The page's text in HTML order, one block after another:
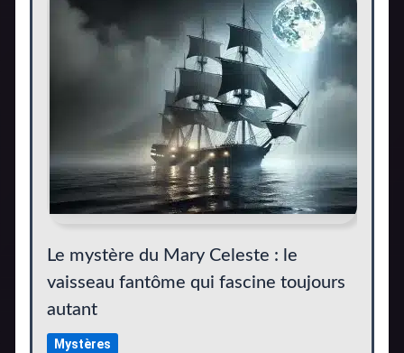
Le mystère du Mary Celeste : le
vaisseau fantôme qui fascine toujours
autant
Mystères